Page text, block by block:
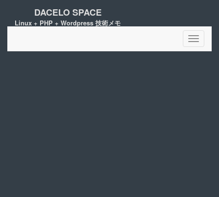
DACELO SPACE
Linux + PHP + Wordpress 技術メモ